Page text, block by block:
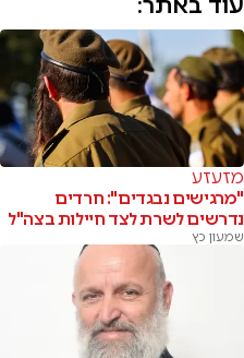
מזעזע
"מרגישים נבגדים": חרדים
נדרשים לשרת לצד חיילות בצה"ל
שמעון כץ